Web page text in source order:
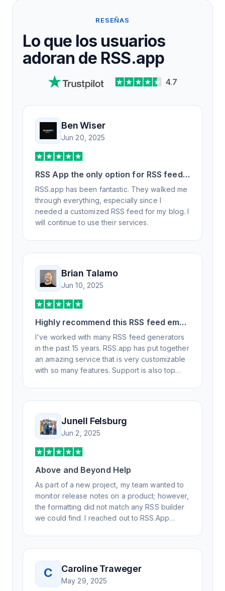
RESEÑAS
Lo que los usuarios
adoran de RSS.app
4.7
Ben Wiser
Jun 20, 2025
RSS App the only option for RSS feed
generation
RSS.app has been fantastic. They walked me
through everything, especially since I
needed a customized RSS feed for my blog. I
will continue to use their services.
Brian Talamo
Jun 10, 2025
Highly recommend this RSS feed email
/ widget generator service.
I've worked with many RSS feed generators
in the past 15 years. RSS.app has put together
an amazing service that is very customizable
with so many features. Support is also top
professionally. Highly recommend for all your
RSS feed needs. Our trucking news hub
website couldn't work without it. Thank you.
Junell Felsburg
Jun 2, 2025
Above and Beyond Help
As part of a new project, my team wanted to
monitor release notes on a product; however,
the formatting did not match any RSS builder
we could find. I reached out to RSS.App
day, but I spoke to someone who was
knowledgeable, kind, and clearly wanted to
understand the issue. It has been a few
weeks, but after many revisions and direct
C Caroline Traweger
May 29, 2025